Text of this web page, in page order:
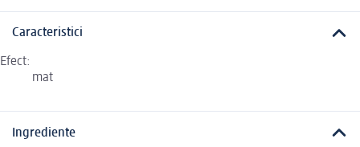
Caracteristici
Efect:
mat
Ingrediente